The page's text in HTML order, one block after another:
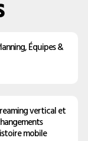
Équipes &
vertical et
mobile